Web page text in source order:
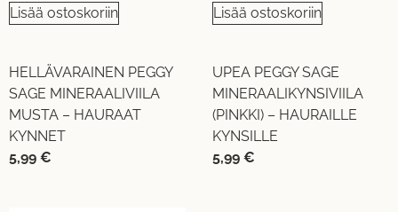
Lisää ostoskoriin
HELLÄVARAINEN PEGGY
SAGE MINERAALIVIILA
MUSTA – HAURAAT
KYNNET
5,99 €
Lisää ostoskoriin
UPEA PEGGY SAGE
MINERAALIKYNSIVIILA
(PINKKI) – HAURAILLE
KYNSILLE
5,99 €